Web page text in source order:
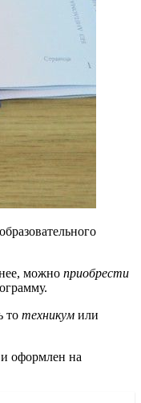
можно приобрести
то техникум или
оформлен на